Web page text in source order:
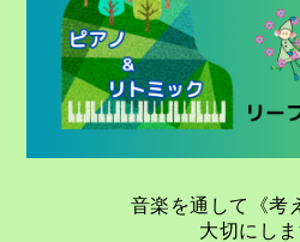
音楽を通して《考
大切にしま